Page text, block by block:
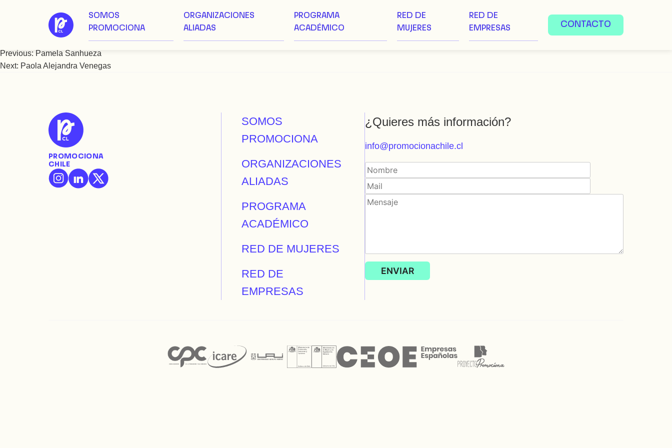
SOMOS
PROMOCIONA
ORGANIZACIONES
ALIADAS
PROGRAMA
ACADÉMICO
RED DE
MUJERES
RED DE
EMPRESAS
CONTACTO
Pamela Vergara
Navegación
Previous: Pamela Sanhueza
Next: Paola Alejandra Venegas
PROMOCIONA
CHILE
SOMOS
PROMOCIONA
ORGANIZACIONES
ALIADAS
PROGRAMA
ACADÉMICO
RED DE MUJERES
RED DE
EMPRESAS
¿Quieres más información?
info@promocionachile.cl